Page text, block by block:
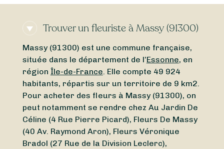
Trouver un fleuriste à Massy (91300)
Massy (91300) est une commune française,
située dans le département de l’Essonne, en
région Île-de-France. Elle compte 49 924
habitants, répartis sur un territoire de 9 km2.
Pour acheter des fleurs à Massy (91300), on
peut notamment se rendre chez Au Jardin De
Céline (4 Rue Pierre Picard), Fleurs De Massy
(40 Av. Raymond Aron), Fleurs Véronique
Bradol (27 Rue de la Division Leclerc),